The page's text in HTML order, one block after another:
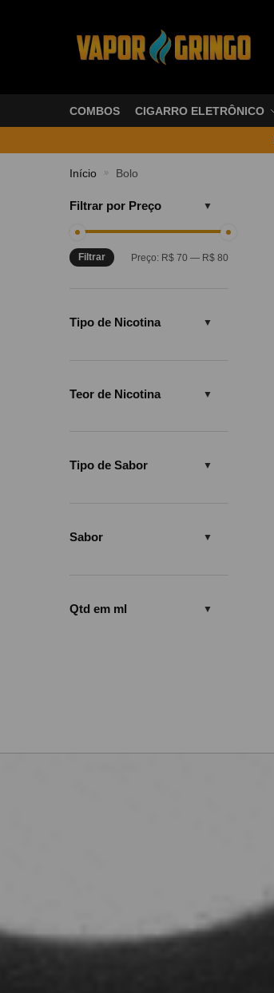
COMBOS CIGARRO ELETRÔNICO
Início » Bolo
Filtrar por Preço
Filtrar Preço: R$ 70 — R$ 80
Tipo de Nicotina
Teor de Nicotina
Tipo de Sabor
Sabor
Qtd em ml